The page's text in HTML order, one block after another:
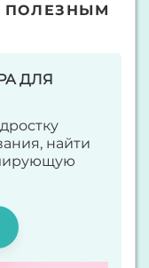
ПОЛЕЗНЫМ
ДЛЯ
найти